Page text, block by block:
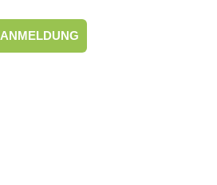
ANMELDUNG